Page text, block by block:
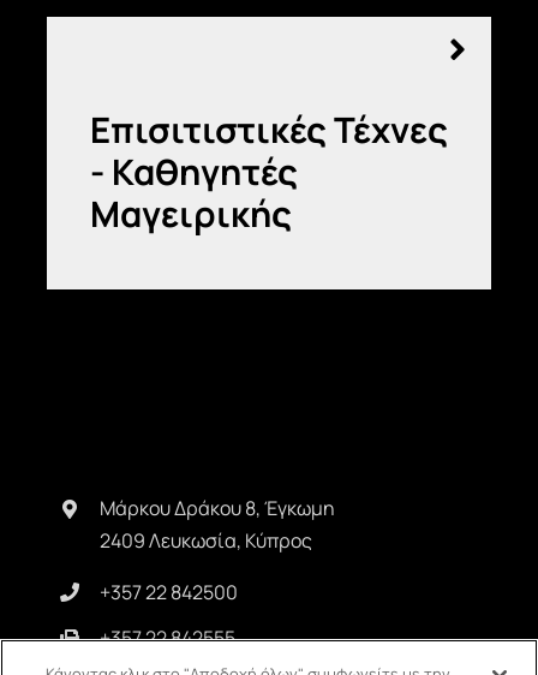
Επισιτιστικές Τέχνες
- Καθηγητές
Μαγειρικής
Μάρκου Δράκου 8, Έγκωμη
2409 Λευκωσία, Κύπρος
+357 22 842500
+357 22 842555